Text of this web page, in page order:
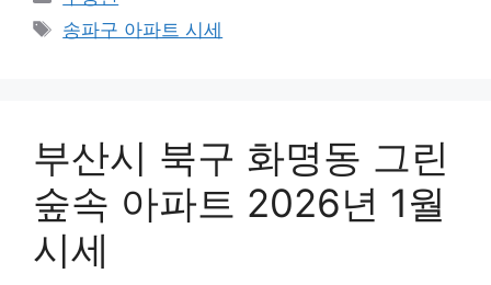
Tags
송파구 아파트 시세
부산시 북구 화명동 그린
숲속 아파트 2026년 1월
시세